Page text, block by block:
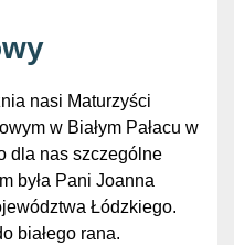
nasi Maturzyści
w Białym Pałacu w
dla nas szczególne
była Pani Joanna
Łódzkiego.
białego rana.